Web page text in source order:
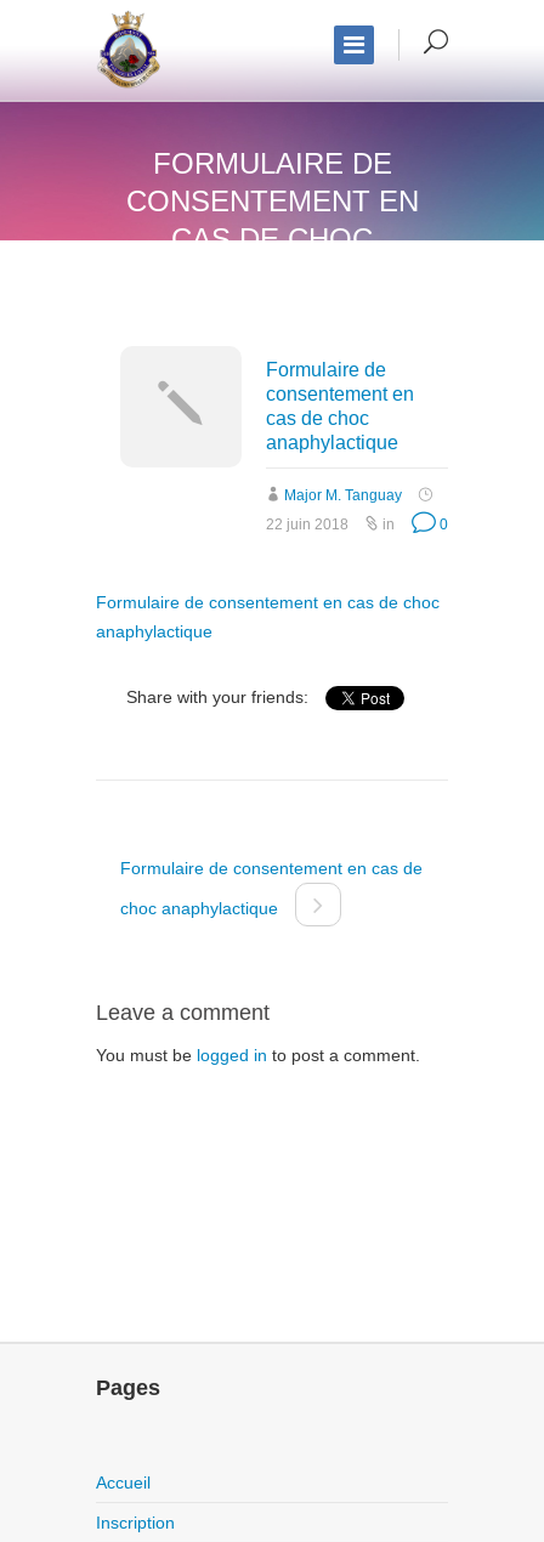
FORMULAIRE DE
CONSENTEMENT EN
CAS DE CHOC
Formulaire de
consentement en
cas de choc
anaphylactique
Major M. Tanguay
22 juin 2018
in 0
Formulaire de consentement en cas de choc
anaphylactique
Share with your friends:
Formulaire de consentement en cas de
choc anaphylactique
Leave a comment
You must be logged in to post a comment.
Pages
Accueil
Inscription